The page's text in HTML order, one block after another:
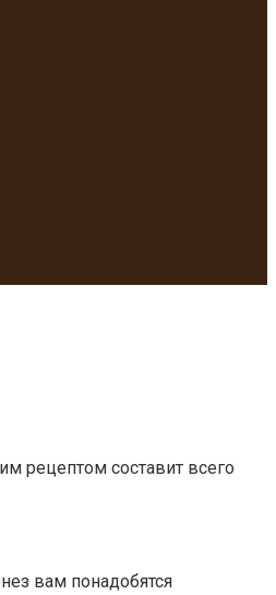
рецептом составит всего
вам понадобятся